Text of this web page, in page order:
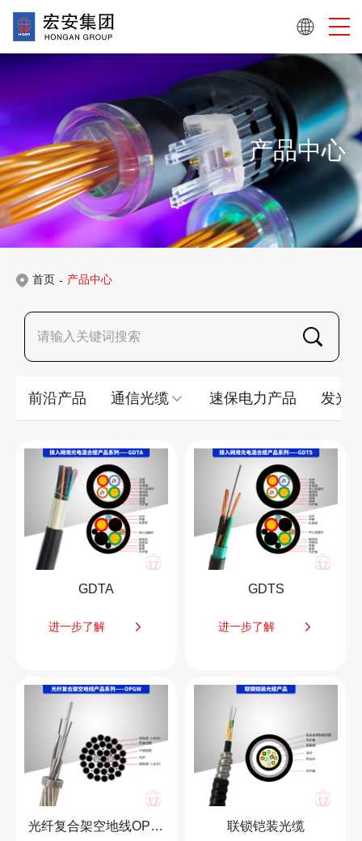
产品中心
首页 - 产品中心
前沿产品 通信光缆 速保电力产品 发光
GDTA
进一步了解
GDTS
进一步了解
光纤复合架空地线OPGW 联锁铠装光缆